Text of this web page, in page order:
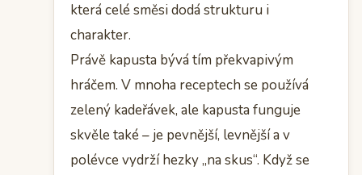
která celé směsi dodá strukturu i
charakter.
Právě kapusta bývá tím překvapivým
hráčem. V mnoha receptech se používá
zelený kadeřávek, ale kapusta funguje
skvěle také – je pevnější, levnější a v
polévce vydrží hezky „na skus“. Když se